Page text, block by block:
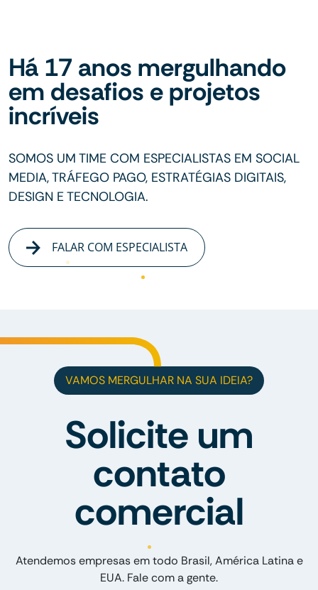
Há 17 anos mergulhando
em desafios e projetos
incríveis
SOMOS UM TIME COM ESPECIALISTAS EM SOCIAL
MEDIA, TRÁFEGO PAGO, ESTRATÉGIAS DIGITAIS,
DESIGN E TECNOLOGIA.
FALAR COM ESPECIALISTA
VAMOS MERGULHAR NA SUA IDEIA?
Solicite um
contato
comercial
Atendemos empresas em todo Brasil, América Latina e
EUA. Fale com a gente.